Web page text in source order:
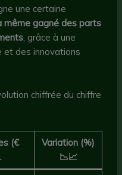
une certaine
même gagné des parts
, grâce à une
et des innovations
chiffrée du chiffre
(€
Variation (%)
📉📈